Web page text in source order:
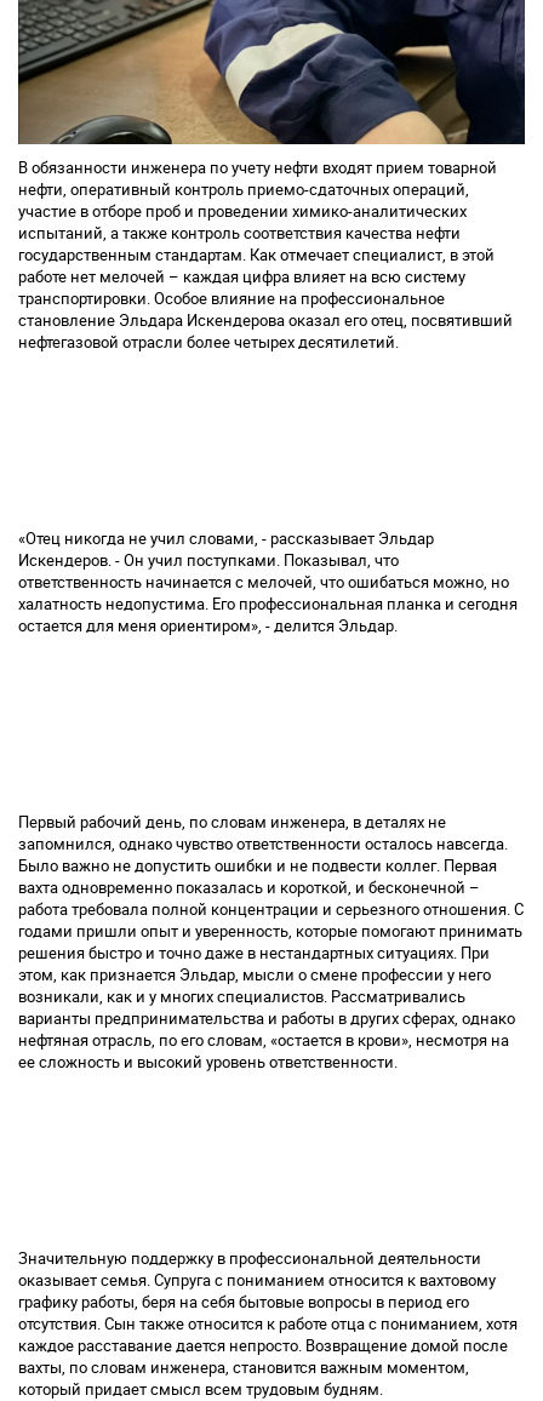
В обязанности инженера по учету нефти входят прием товарной
нефти, оперативный контроль приемо-сдаточных операций,
участие в отборе проб и проведении химико-аналитических
испытаний, а также контроль соответствия качества нефти
государственным стандартам. Как отмечает специалист, в этой
работе нет мелочей – каждая цифра влияет на всю систему
транспортировки. Особое влияние на профессиональное
становление Эльдара Искендерова оказал его отец, посвятивший
нефтегазовой отрасли более четырех десятилетий.
«Отец никогда не учил словами, - рассказывает Эльдар
Искендеров. - Он учил поступками. Показывал, что
ответственность начинается с мелочей, что ошибаться можно, но
халатность недопустима. Его профессиональная планка и сегодня
остается для меня ориентиром», - делится Эльдар.
Первый рабочий день, по словам инженера, в деталях не
запомнился, однако чувство ответственности осталось навсегда.
Было важно не допустить ошибки и не подвести коллег. Первая
вахта одновременно показалась и короткой, и бесконечной –
работа требовала полной концентрации и серьезного отношения. С
годами пришли опыт и уверенность, которые помогают принимать
решения быстро и точно даже в нестандартных ситуациях. При
этом, как признается Эльдар, мысли о смене профессии у него
возникали, как и у многих специалистов. Рассматривались
варианты предпринимательства и работы в других сферах, однако
нефтяная отрасль, по его словам, «остается в крови», несмотря на
ее сложность и высокий уровень ответственности.
Значительную поддержку в профессиональной деятельности
оказывает семья. Супруга с пониманием относится к вахтовому
графику работы, беря на себя бытовые вопросы в период его
отсутствия. Сын также относится к работе отца с пониманием, хотя
каждое расставание дается непросто. Возвращение домой после
вахты, по словам инженера, становится важным моментом,
который придает смысл всем трудовым будням.